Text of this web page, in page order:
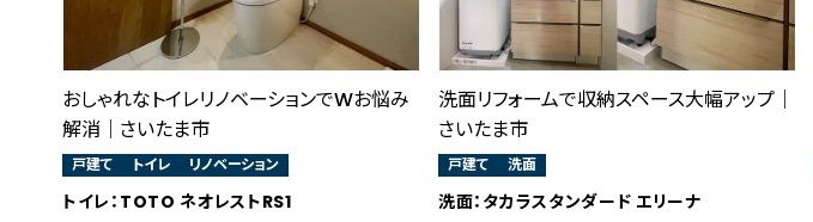
おしゃれなトイレリノベーションでWお悩み
解消｜さいたま市
戸建て トイレ リノベーション
トイレ：TOTO ネオレストRS1
洗面リフォームで収納スペース大幅アップ｜
さいたま市
戸建て 洗面
洗面：タカラスタンダード エリーナ